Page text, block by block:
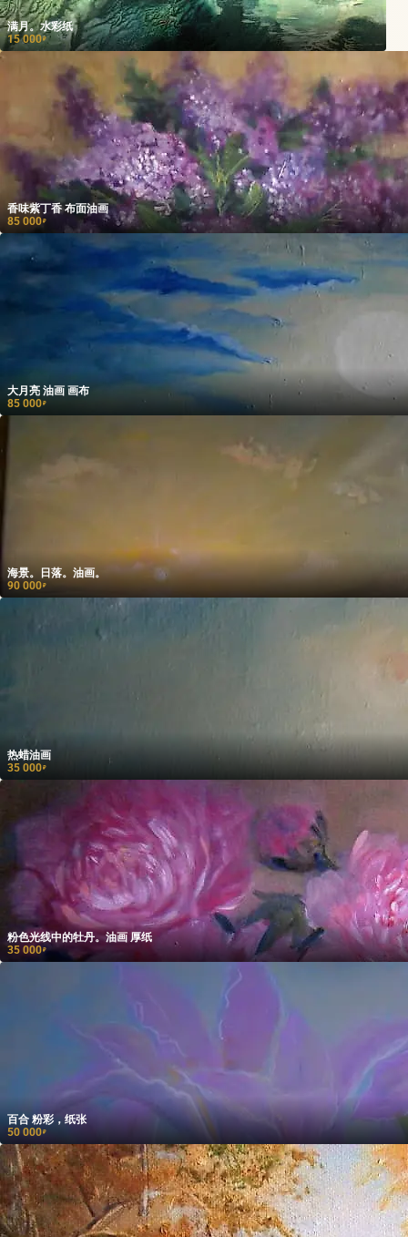
满月。水彩纸
15 000₽
香味紫丁香 布面油画
85 000₽
大月亮 油画 画布
85 000₽
海景。日落。油画。
90 000₽
热蜡油画
35 000₽
粉色光线中的牡丹。油画 厚纸
35 000₽
百合 粉彩，纸张
50 000₽